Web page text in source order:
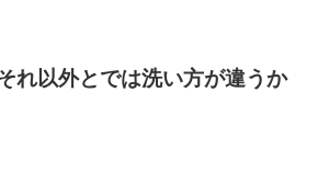
れ以外とでは洗い方が違うか